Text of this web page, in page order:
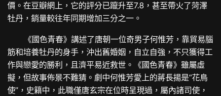
價。在豆瓣網上，它的評分已躥升至7.8，甚至帶火了菏澤
牡丹，銷量較往年同期增加三分之一。
《國色青春》講述了唐朝一位奇男子何惟芳，靠貿易腦
筋和培養牡丹的身手，沖出舊婚姻，自立自強，不只獲得工
作與戀愛的勝利，且濟平易近救世。《國色青春》雖屬虛
擬，但故事佈景不難猜。劇中何惟芳愛上的蔣長揚是“花鳥
使”，史籍中，此職僅唐玄宗在位時呈現過，屬內諸司使，